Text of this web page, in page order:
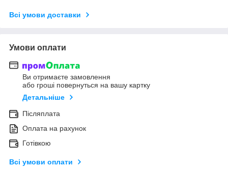
Всі умови доставки
Умови оплати
Ви отримаєте замовлення
або гроші повернуться на вашу картку
Детальніше
Післяплата
Оплата на рахунок
Готівкою
Всі умови оплати